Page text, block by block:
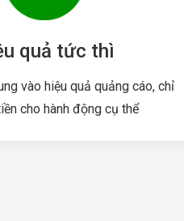
quả tức thì
vào hiệu quả quảng cáo, chỉ
cho hành động cụ thể